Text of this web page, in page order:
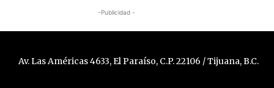
-Publicidad -
Av. Las Américas 4633, El Paraíso, C.P. 22106 / Tijuana, B.C.